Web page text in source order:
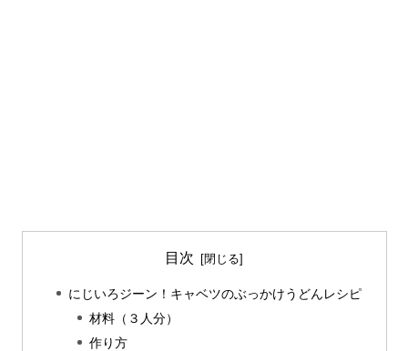
目次
にじいろジーン！キャベツのぶっかけうどんレシピ
材料（３人分）
作り方